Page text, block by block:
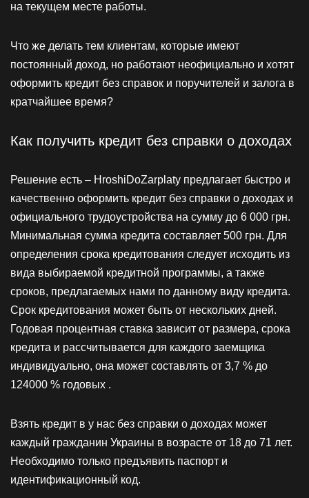
на текущем месте работы.
Что же делать тем клиентам, которые имеют
постоянный доход, но работают неофициально и хотят
оформить кредит без справок и поручителей и залога в
кратчайшее время?
Как получить кредит без справки о доходах
Решение есть – HroshiDoZarplaty предлагает быстро и
качественно оформить кредит без справки о доходах и
официального трудоустройства на сумму до 6 000 грн.
Минимальная сумма кредита составляет 500 грн. Для
определения срока кредитования следует исходить из
вида выбираемой кредитной программы, а также
сроков, предлагаемых нами по данному виду кредита.
Срок кредитования может быть от нескольких дней.
Годовая процентная ставка зависит от размера, срока
кредита и рассчитывается для каждого заемщика
индивидуально, она может составлять от 3,7 % до
124000 % годовых .
Взять кредит в у нас без справки о доходах может
каждый гражданин Украины в возрасте от 18 до 71 лет.
Необходимо только предъявить паспорт и
идентификационный код.